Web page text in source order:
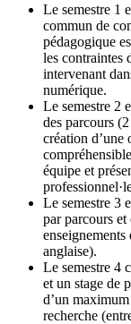
Le semestre 1
commun de
pédagogique
les contraintes
intervenant
numérique.
Le semestre 2
des parcours
création
équipe et
Le semestre 3
par parcours
enseignements
anglaise).
Le semestre 4
et un stage de
d’un
recherche